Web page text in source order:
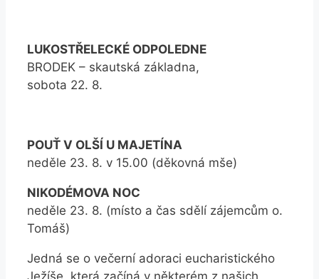
LUKOSTŘELECKÉ ODPOLEDNE
BRODEK – skautská základna,
sobota 22. 8.
POUŤ V OLŠÍ U MAJETÍNA
neděle 23. 8. v 15.00 (děkovná mše)
NIKODÉMOVA NOC
neděle 23. 8. (místo a čas sdělí zájemcům o.
Tomáš)
Jedná se o večerní adoraci eucharistického